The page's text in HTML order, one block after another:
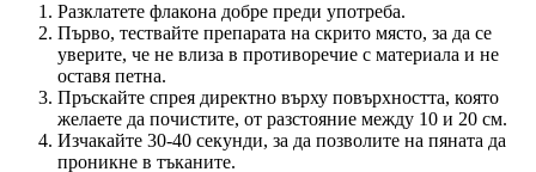
Разклатете флакона добре преди употреба.
Първо, тествайте препарата на скрито място, за да се
уверите, че не влиза в противоречие с материала и не
оставя петна.
Пръскайте спрея директно върху повърхността, която
желаете да почистите, от разстояние между 10 и 20 см.
Изчакайте 30-40 секунди, за да позволите на пяната да
проникне в тъканите.